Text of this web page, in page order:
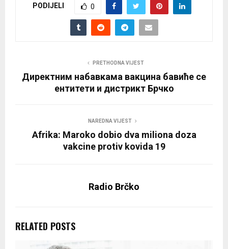
PODIJELI 0
PRETHODNA VIJEST
Директним набавкама вакцина бавиће се
ентитети и дистрикт Брчко
NAREDNA VIJEST
Afrika: Maroko dobio dva miliona doza
vakcine protiv kovida 19
Radio Brčko
RELATED POSTS